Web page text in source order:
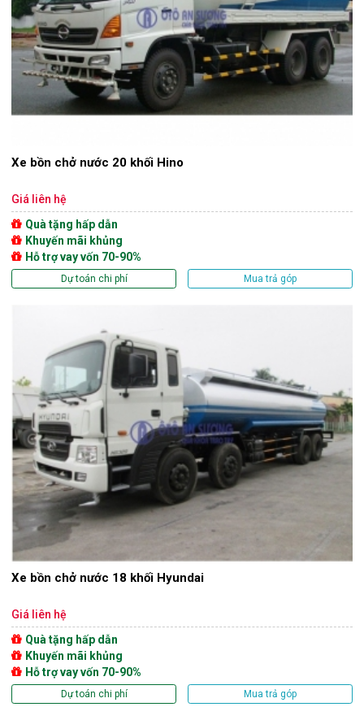
Xe bồn chở nước 20 khối Hino
Giá liên hệ
Quà tặng hấp dẫn
Khuyến mãi khủng
Hỗ trợ vay vốn 70-90%
Dự toán chi phí Mua trả góp
Xe bồn chở nước 18 khối Hyundai
Giá liên hệ
Quà tặng hấp dẫn
Khuyến mãi khủng
Hỗ trợ vay vốn 70-90%
Dự toán chi phí Mua trả góp